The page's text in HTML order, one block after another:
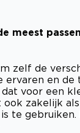
meest
zelf de
ervaren en de
voor een
ook zakelijk
te gebruiken.